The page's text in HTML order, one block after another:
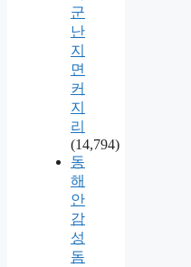
군
난
지
면
커
지
리
(14,794)
동
해
안
감
성
돔